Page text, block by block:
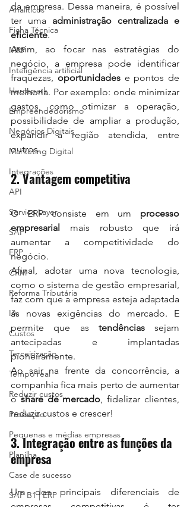
Analiticos
Ficha Técnica
MRP
Inteligência artificial
Herospark
Empreendedorismo
Negócios Digitais
Marketing Digital
Integrações
API
Service Layer
SAP
ERP
CRM
Reforma Tributária
IA
Custos
Terceirização
Tempo real
Reduzir custos
Produção
Pequenas e médias empresas
Planilha
Case de sucesso
SAP B1 | ERP
da empresa. Dessa maneira, é possível
ter uma administração centralizada e
eficiente.
Assim, ao focar nas estratégias do
negócio, a empresa pode identificar
fraquezas, oportunidades e pontos de
melhoria. Por exemplo: onde minimizar
gastos, como otimizar a operação,
possibilidade de ampliar a produção,
expandir a região atendida, entre
outros.
2. Vantagem competitiva
O ERP consiste em um processo
empresarial mais robusto que irá
aumentar a competitividade do
negócio.
Afinal, adotar uma nova tecnologia,
como o sistema de gestão empresarial,
faz com que a empresa esteja adaptada
às novas exigências do mercado. E
permite que as tendências sejam
antecipadas e implantadas
pioneiramente.
Ao sair na frente da concorrência, a
companhia fica mais perto de aumentar
o share de mercado, fidelizar clientes,
reduzir custos e crescer!
3. Integração entre as funções da
empresa
Um dos principais diferenciais de